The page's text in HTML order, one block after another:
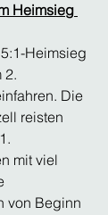
Heimsieg
Heimsieg
2.
Die
reisten
mit viel
von Beginn